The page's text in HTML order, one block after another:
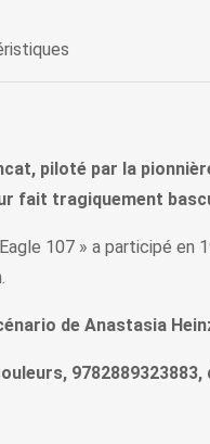
piloté par la
fait tragiquement
107 » a participé
de Anastasia